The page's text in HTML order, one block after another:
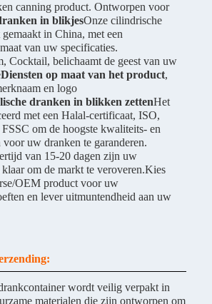
canning product. Ontworpen voor
in blikjesOnze cilindrische
in China, met een
van uw specificaties.
Cocktail, belichaamt de geest van uw
Diensten op maat van het product,
en logo
dranken in blikken zettenHet
met een Halal-certificaat, ISO,
om de hoogste kwaliteits- en
uw dranken te garanderen.
van 15-20 dagen zijn uw
klaar om de markt te veroveren.Kies
OEM product voor uw
en lever uitmuntendheid aan uw
wordt veilig verpakt in
materialen die zijn ontworpen om